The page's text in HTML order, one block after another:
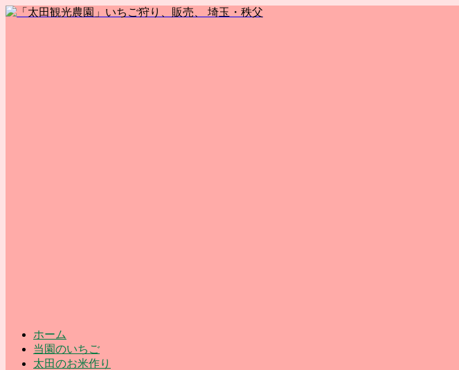
ホーム
当園のいちご
太田のお米作り